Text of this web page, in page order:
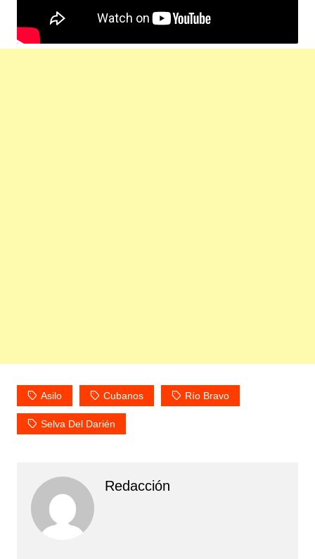
Asilo Cubanos Río Bravo
Selva Del Darién
Redacción